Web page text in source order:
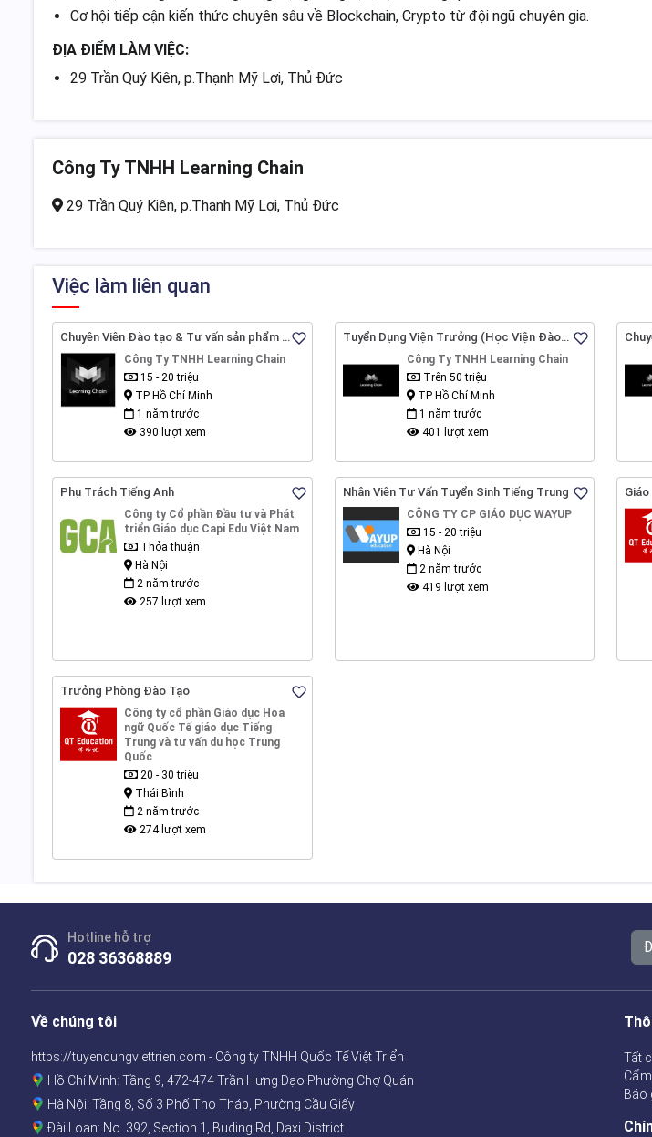
Cơ hội tiếp cận kiến thức chuyên sâu về Blockchain, Crypto từ đội ngũ chuyên gia.
ĐỊA ĐIỂM LÀM VIỆC:
29 Trần Quý Kiên, p.Thạnh Mỹ Lợi, Thủ Đức
Công Ty TNHH Learning Chain
29 Trần Quý Kiên, p.Thạnh Mỹ Lợi, Thủ Đức
Việc làm liên quan
Chuyên Viên Đào tạo & Tư vấn sản phẩm –
Crypto Product Evangelist
Công Ty TNHH Learning Chain
15 - 20 triệu
TP Hồ Chí Minh
1 năm trước
390 lượt xem
Tuyển Dụng Viện Trưởng (Học Viện Đào
Tạo Blockchain Tại Việt Nam)
Công Ty TNHH Learning Chain
Trên 50 triệu
TP Hồ Chí Minh
1 năm trước
401 lượt xem
Phụ Trách Tiếng Anh
Công ty Cổ phần Đầu tư và Phát
triển Giáo dục Capi Edu Việt Nam
Thỏa thuận
Hà Nội
2 năm trước
257 lượt xem
Nhân Viên Tư Vấn Tuyển Sinh Tiếng Trung
CÔNG TY CP GIÁO DỤC WAYUP
15 - 20 triệu
Hà Nội
2 năm trước
419 lượt xem
Trưởng Phòng Đào Tạo
Công ty cổ phần Giáo dục Hoa
ngữ Quốc Tế giáo dục Tiếng
Trung và tư vấn du học Trung
Quốc
20 - 30 triệu
Thái Bình
2 năm trước
274 lượt xem
Hotline hỗ trợ
028 36368889
Về chúng tôi
https://tuyendungviettrien.com - Công ty TNHH Quốc Tế Việt Triển
Hồ Chí Minh: Tầng 9, 472-474 Trần Hưng Đạo Phường Chợ Quán
Hà Nội: Tầng 8, Số 3 Phố Thọ Tháp, Phường Cầu Giấy
Đài Loan: No. 392, Section 1, Buding Rd, Daxi District
Tất
Báo